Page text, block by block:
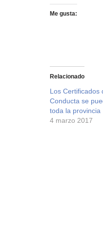
Me gusta:
Relacionado
Los Certificados
Conducta se
toda la provincia
4 marzo 2017